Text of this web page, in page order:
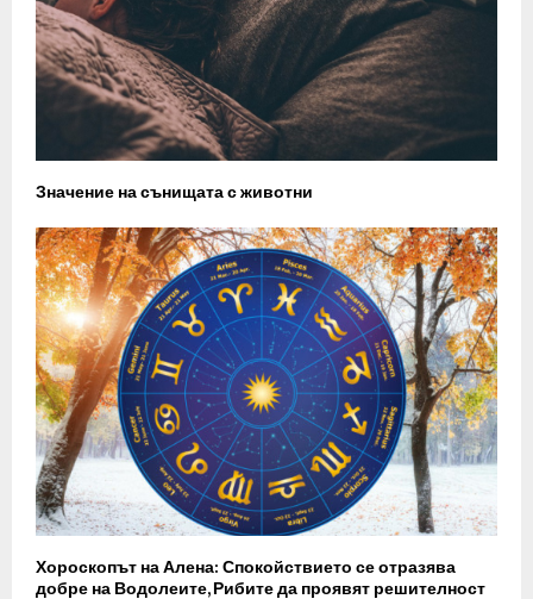
Значение на сънищата с животни
Хороскопът на Алена: Спокойствието се отразява
добре на Водолеите, Рибите да проявят решителност